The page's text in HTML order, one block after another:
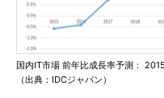
国内IT市場 前年比成長率予測：
（出典：IDCジャパン）